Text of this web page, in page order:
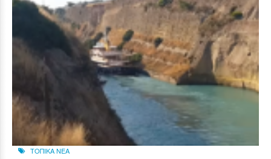
ΤΟΠΙΚΑ ΝΕΑ